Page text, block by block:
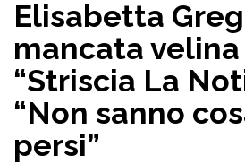
Elisabetta
mancata velina
“Striscia La
“Non sanno
persi”